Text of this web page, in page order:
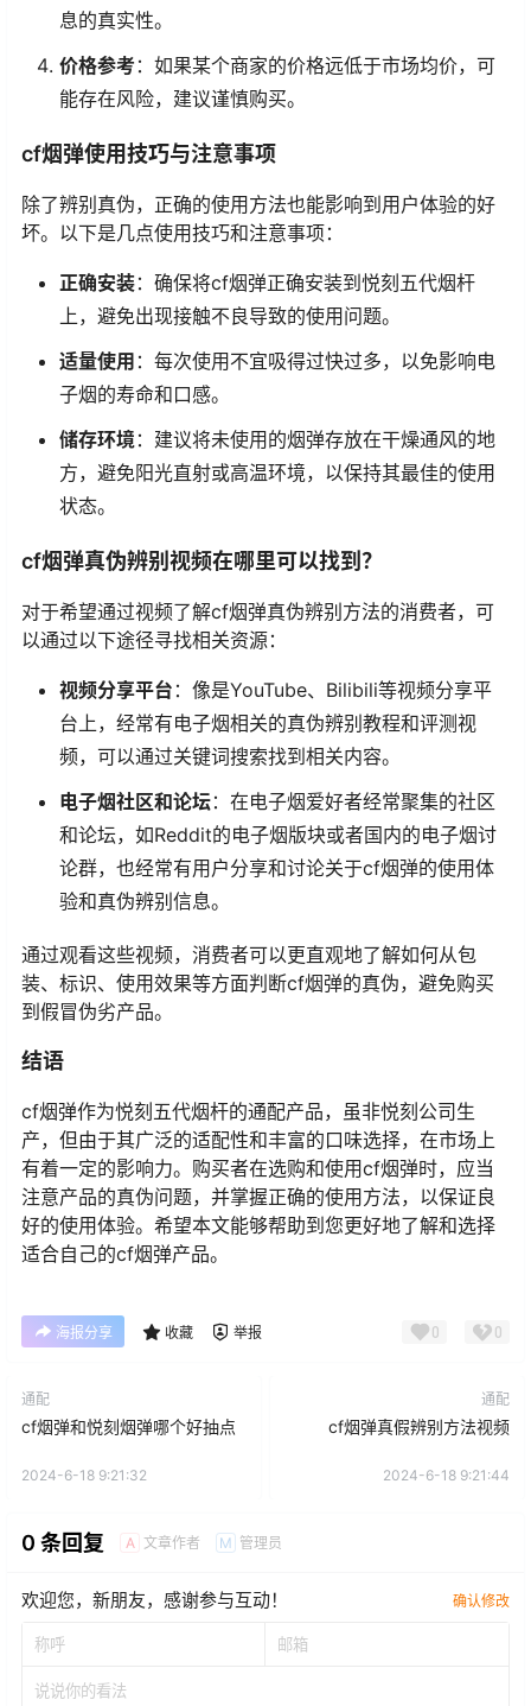
息的真实性。
价格参考：如果某个商家的价格远低于市场均价，可
能存在风险，建议谨慎购买。
cf烟弹使用技巧与注意事项
除了辨别真伪，正确的使用方法也能影响到用户体验的好
坏。以下是几点使用技巧和注意事项：
正确安装：确保将cf烟弹正确安装到悦刻五代烟杆
上，避免出现接触不良导致的使用问题。
适量使用 ：每次使用不宜吸得过快过多，以免影响电
子烟的寿命和口感。
储存环境：建议将未使用的烟弹存放在干燥通风的地
方，避免阳光直射或高温环境，以保持其最佳的使用
状态。
cf烟弹真伪辨别视频在哪里可以找到？
对于希望通过视频了解cf烟弹真伪辨别方法的消费者，可
以通过以下途径寻找相关资源：
视频分享平台 ：像是YouTube、Bilibili等视频分享平
台上，经常有电子烟相关的真伪辨别教程和评测视
频，可以通过关键词搜索找到相关内容。
电子烟社区和论坛：在电子烟爱好者经常聚集的社区
和论坛，如Reddit的电子烟版块或者国内的电子烟讨
论群，也经常有用户分享和讨论关于cf烟弹的使用体
验和真伪辨别信息。
通过观看这些视频，消费者可以更直观地了解如何从包
装、标识、使用效果等方面判断cf烟弹的真伪，避免购买
到假冒伪劣产品。
结语
cf烟弹作为悦刻五代烟杆的通配产品，虽非悦刻公司生
产，但由于其广泛的适配性和丰富的口味选择，在市场上
有着一定的影响力。购买者在选购和使用cf烟弹时，应当
注意产品的真伪问题，并掌握正确的使用方法，以保证良
好的使用体验。希望本文能够帮助到您更好地了解和选择
适合自己的cf烟弹产品。
海报分享 收藏 举报 0 0
通配
cf烟弹和悦刻烟弹哪个好抽点
2024-6-18 9:21:32
通配
cf烟弹真假辨别方法视频
2024-6-18 9:21:44
0 条回复 A 文章作者 M 管理员
欢迎您，新朋友，感谢参与互动！ 确认修改